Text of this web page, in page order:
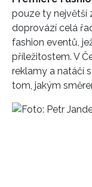
pouze ty největší
doprovází celá
fashion eventů,
příležitostem. V
reklamy a natáčí
tom, jakým